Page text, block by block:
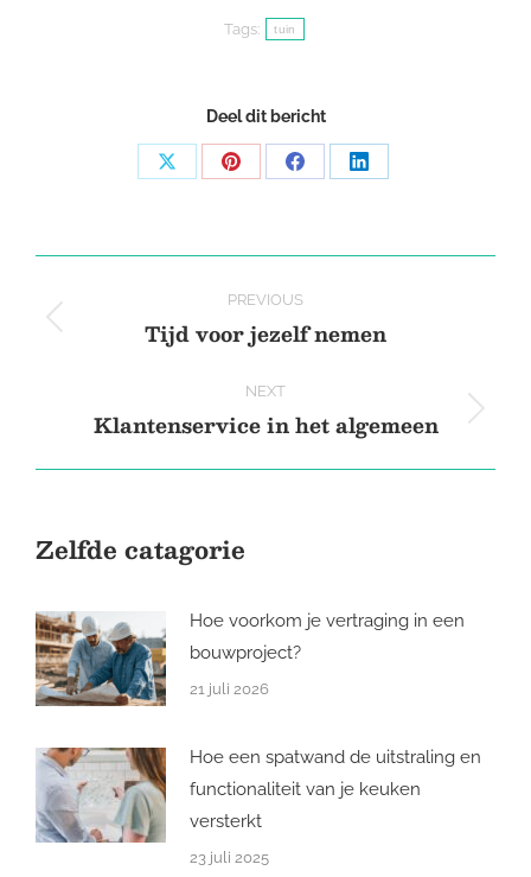
Tags: tuin
Deel dit bericht
Share Share Share Share
navigation
PREVIOUS
Previous
Tijd voor jezelf nemen
NEXT
Next
Klantenservice in het algemeen
Zelfde catagorie
Hoe voorkom je vertraging in een
bouwproject?
21 juli 2026
Hoe een spatwand de uitstraling en
functionaliteit van je keuken
versterkt
23 juli 2025